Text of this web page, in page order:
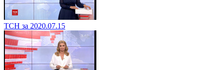
ТСН за 2020.07.15